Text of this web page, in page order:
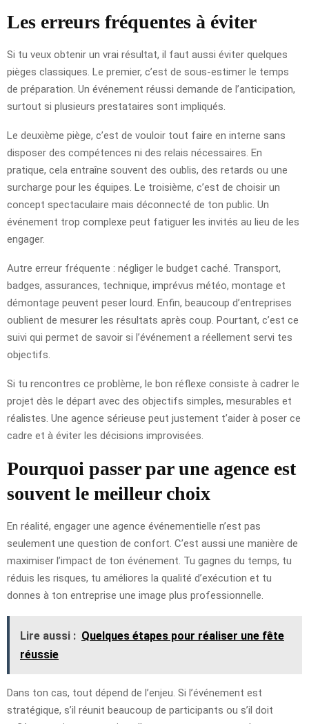
Les erreurs fréquentes à éviter
Si tu veux obtenir un vrai résultat, il faut aussi éviter quelques
pièges classiques. Le premier, c’est de sous-estimer le temps
de préparation. Un événement réussi demande de l’anticipation,
surtout si plusieurs prestataires sont impliqués.
Le deuxième piège, c’est de vouloir tout faire en interne sans
disposer des compétences ni des relais nécessaires. En
pratique, cela entraîne souvent des oublis, des retards ou une
surcharge pour les équipes. Le troisième, c’est de choisir un
concept spectaculaire mais déconnecté de ton public. Un
événement trop complexe peut fatiguer les invités au lieu de les
engager.
Autre erreur fréquente : négliger le budget caché. Transport,
badges, assurances, technique, imprévus météo, montage et
démontage peuvent peser lourd. Enfin, beaucoup d’entreprises
oublient de mesurer les résultats après coup. Pourtant, c’est ce
suivi qui permet de savoir si l’événement a réellement servi tes
objectifs.
Si tu rencontres ce problème, le bon réflexe consiste à cadrer le
projet dès le départ avec des objectifs simples, mesurables et
réalistes. Une agence sérieuse peut justement t’aider à poser ce
cadre et à éviter les décisions improvisées.
Pourquoi passer par une agence est
souvent le meilleur choix
En réalité, engager une agence événementielle n’est pas
seulement une question de confort. C’est aussi une manière de
maximiser l’impact de ton événement. Tu gagnes du temps, tu
réduis les risques, tu améliores la qualité d’exécution et tu
donnes à ton entreprise une image plus professionnelle.
Lire aussi : Quelques étapes pour réaliser une fête
réussie
Dans ton cas, tout dépend de l’enjeu. Si l’événement est
stratégique, s’il réunit beaucoup de participants ou s’il doit